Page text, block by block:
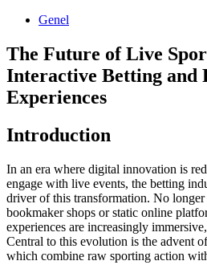
Genel
The Future of Live
Interactive Betting and
Experiences
Introduction
In an era where digital innovation is
engage with live events, the betting
driver of this transformation. No
bookmaker shops or static online
experiences are increasingly
Central to this evolution is the advent
which combine raw sporting action